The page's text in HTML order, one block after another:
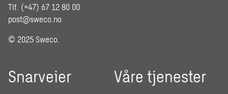
Tlf. (+47) 67 12 80 00
post@sweco.no
© 2025 Sweco.
Snarveier Våre tjenester